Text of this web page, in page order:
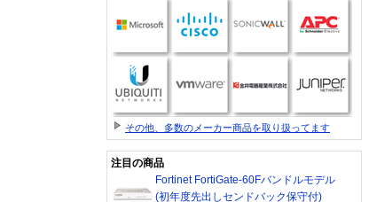
その他、多数のメーカー商品を取り扱ってます
注目の商品
Fortinet FortiGate-60Fバンドルモデル
(初年度先出しセンドバック保守付)